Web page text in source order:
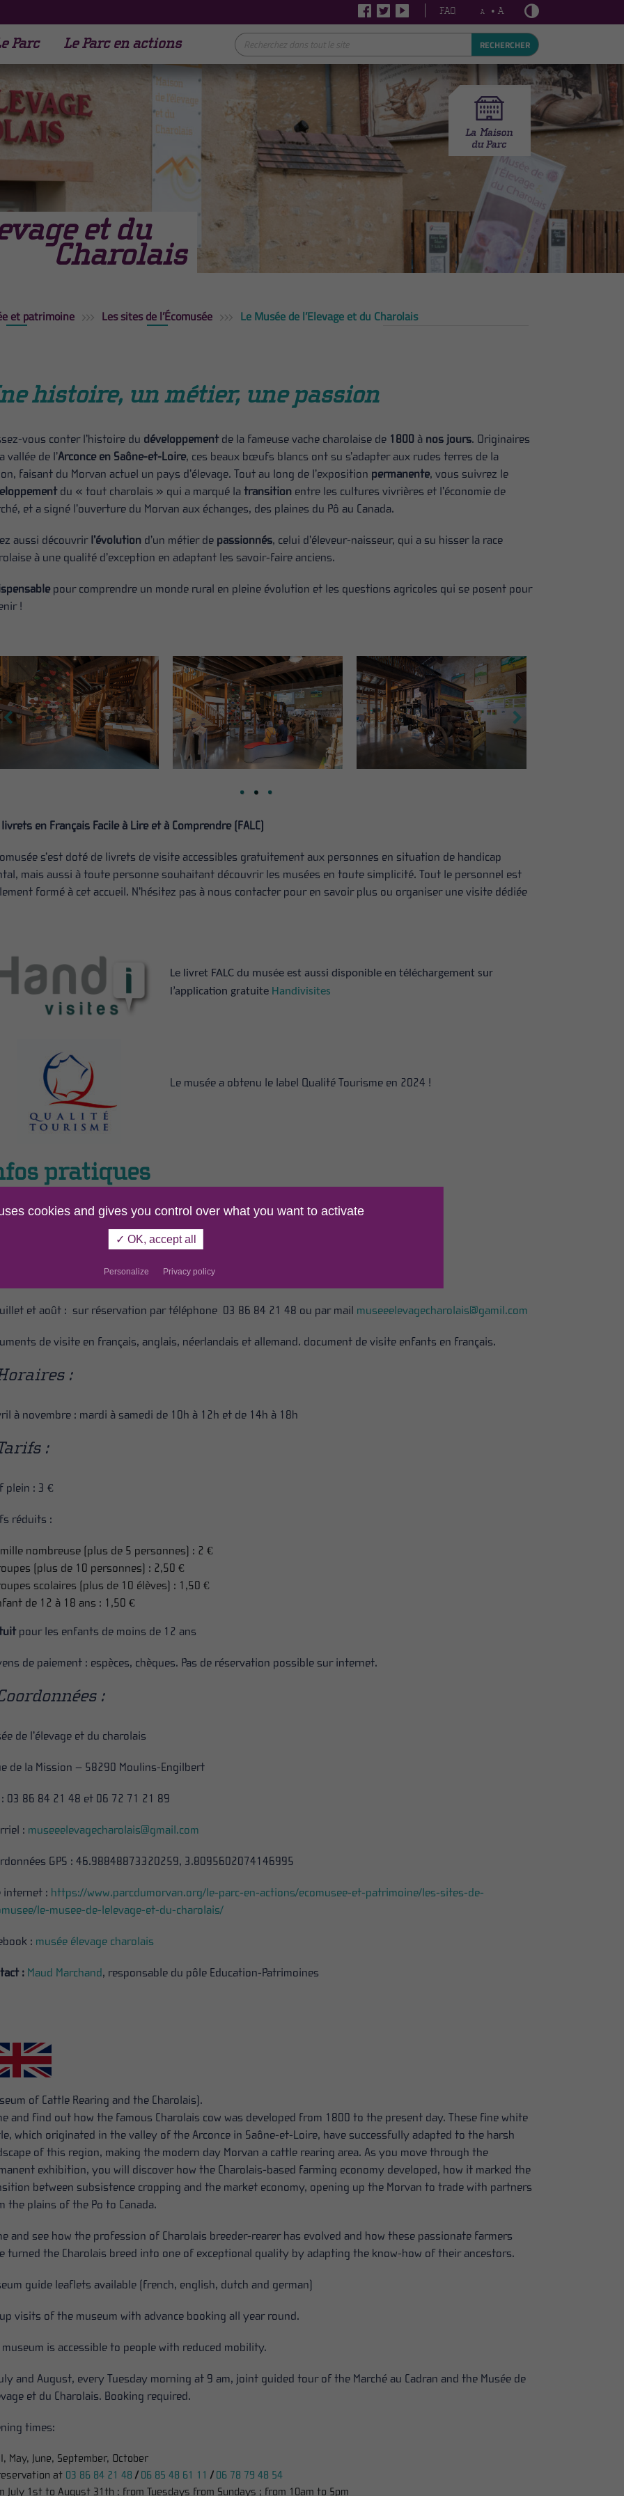
FAQ A • A
Parc Le Parc en actions RECHERCHER
et du
Charolais
et patrimoine Les sites de l’Écomusée Le Musée de l’Elevage et du Charolais
histoire, un métier, une passion
vous conter l’histoire du développementde la fameuse vache charolaise de 1800 à nos jours. Originaires
vallée de l’Arconce en Saône-et-Loire, ces beaux bœufs blancs ont su s’adapter aux rudes terres de la
faisant du Morvan actuel un pays d’élevage. Tout au long de l’exposition permanente, vous suivrez le
du « tout charolais » qui a marqué la transition entre les cultures vivrières et l’économie de
et a signé l’ouverture du Morvan aux échanges, des plaines du Pô au Canada.
aussi découvrir l’évolution d’un métier de passionnés, celui d’éleveur-naisseur, qui a su hisser la race
à une qualité d’exception en adaptant les savoir-faire anciens.
pour comprendre un monde rural en pleine évolution et les questions agricoles qui se posent pour
!
en Français Facile à Lire et à Comprendre (FALC)
s’est doté de livrets de visite accessibles gratuitement aux personnes en situation de handicap
mais aussi à toute personne souhaitant découvrir les musées en toute simplicité. Tout le personnel est
formé à cet accueil. N’hésitez pas à nous contacter pour en savoir plus ou organiser une visite dédiée
Le livret FALC du musée est aussi disponible en téléchargement sur
l’application gratuite Handivisites
Le musée a obtenu le label Qualité Tourisme en 2024 !
pratiques
l’année, visite guidée du Musée pour les groupes et les scolaires, sur réservation.
sur demande.
Musée est accessible aux personnes à mobilité réduite.
et août : sur réservation par téléphone 03 86 84 21 48 ou par mail museeelevagecharolais@gamil.com
de visite en français, anglais, néerlandais et allemand. document de visite enfants en français.
:
à novembre : mardi à samedi de 10h à 12h et de 14h à 18h
:
plein : 3 €
réduits :
nombreuse (plus de 5 personnes) : 2 €
(plus de 10 personnes) : 2,50 €
scolaires (plus de 10 élèves) : 1,50 €
de 12 à 18 ans : 1,50 €
pour les enfants de moins de 12 ans
de paiement : espèces, chèques. Pas de réservation possible sur internet.
:
de l’élevage et du charolais
de la Mission – 58290 Moulins-Engilbert
: 03 86 84 21 48 et 06 72 71 21 89
: museeelevagecharolais@gmail.com
GPS : 46.98848873320259, 3.8095602074146995
internet : https://www.parcdumorvan.org/le-parc-en-actions/ecomusee-et-patrimoine/les-sites-de-
le-musee-de-lelevage-et-du-charolais/
: musée élevage charolais
: Maud Marchand, responsable du pôle Education-Patrimoines
of Cattle Rearing and the Charolais).
and find out how the famous Charolais cow was developed from 1800 to the present day. These fine white
which originated in the valley of the Arconce in Saône-et-Loire, have successfully adapted to the harsh
of this region, making the modern day Morvan a cattle rearing area. As you move through the
exhibition, you will discover how the Charolais-based farming economy developed, how it marked the
between subsistence cropping and the market economy, opening up the Morvan to trade with partners
the plains of the Po to Canada.
and see how the profession of Charolais breeder-rearer has evolved and how these passionate farmers
turned the Charolais breed into one of exceptional quality by adapting the know-how of their ancestors.
guide leaflets available (french, english, dutch and german)
visits of the museum with advance booking all year round.
museum is accessible to people with reduced mobility.
and August, every Tuesday morning at 9 am, joint guided tour of the Marché au Cadran and the Musée de
et du Charolais. Booking required.
times:
May, June, September, October
at 03 86 84 21 48 / 06 85 48 61 11 / 06 78 79 48 54
July 1st to August 31th : from Tuesdays from Sundays ; from 10am to 5pm
cookies and gives you control over what you want to activate
✓ OK, accept all
Personalize Privacy policy